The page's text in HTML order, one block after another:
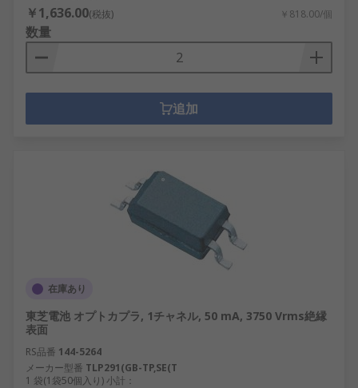
￥1,636.00(税抜) ￥818.00/個
数量
追加
在庫あり
東芝電池 オプトカプラ, 1チャネル, 50 mA, 3750 Vrms絶縁
表面
RS品番 144-5264
メーカー型番 TLP291(GB-TP,SE(T
1 袋(1袋50個入り) 小計：